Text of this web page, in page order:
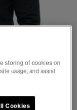
6
storing of cookies on
usage, and assist
Cookies